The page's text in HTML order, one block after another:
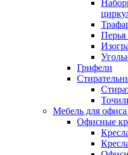
Перья
Грифели
Мебель для
Офисные